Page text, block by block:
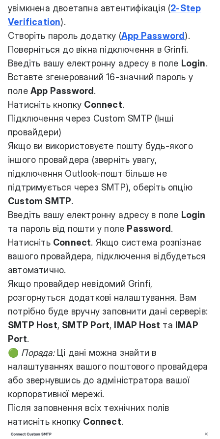
увімкнена двоетапна автентифікація (2-Step
Verification).
Створіть пароль додатку (App Password).
Поверніться до вікна підключення в Grinfi.
Введіть вашу електронну адресу в поле Login.
Вставте згенерований 16-значний пароль у
поле App Password.
Натисніть кнопку Connect.
Підключення через Custom SMTP (Інші
провайдери)
Якщо ви використовуєте пошту будь-якого
іншого провайдера (зверніть увагу,
підключення Outlook-пошт більше не
підтримується через SMTP), оберіть опцію
Custom SMTP.
Введіть вашу електронну адресу в поле Login
та пароль від пошти у поле Password.
Натисніть Connect. Якщо система розпізнає
вашого провайдера, підключення відбудеться
автоматично.
Якщо провайдер невідомий Grinfi,
розгорнуться додаткові налаштування. Вам
потрібно буде вручну заповнити дані серверів:
SMTP Host, SMTP Port, IMAP Host та IMAP
Port.
🟢 Порада:Ці дані можна знайти в
налаштуваннях вашого поштового провайдера
або звернувшись до адміністратора вашої
корпоративної мережі.
Після заповнення всіх технічних полів
натисніть кнопку Connect.